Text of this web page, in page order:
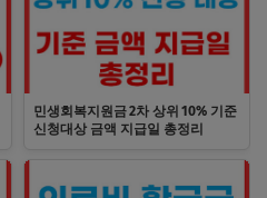
민생회복지원금 2차 상위 10% 기준
신청대상 금액 지급일 총정리